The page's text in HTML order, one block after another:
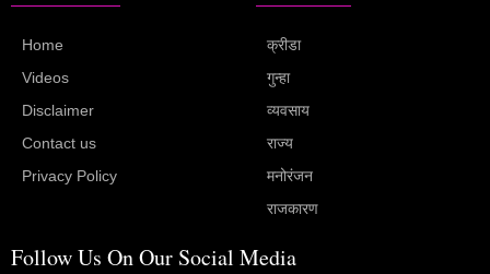
Home
Videos
Disclaimer
Contact us
Privacy Policy
क्रीडा
गुन्हा
व्यवसाय
राज्य
मनोरंजन
राजकारण
Follow Us On Our Social Media